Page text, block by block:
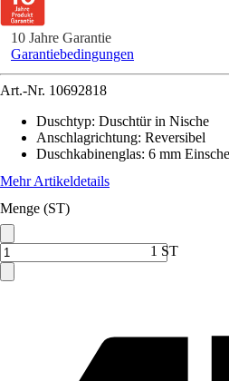
10 Jahre Garantie
Garantiebedingungen
Art.-Nr. 10692818
Duschtyp: Duschtür in Nische
Anschlagrichtung: Reversibel
Duschkabinenglas: 6 mm
Mehr Artikeldetails
Menge (ST)
1 ST